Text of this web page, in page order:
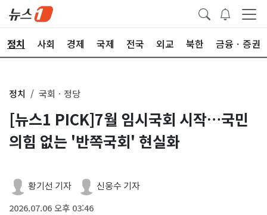
정치 사회 경제 국제 전국 외교 북한 금융ㆍ증권
정치 국회ㆍ정당
[뉴스1 PICK]7월 임시국회 시작…국민
의힘 없는 '반쪽국회' 현실화
황기선 기자 신웅수 기자
2026.07.06 오후 03:46